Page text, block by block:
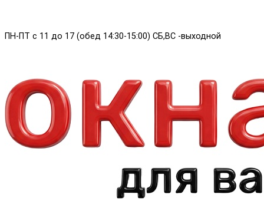
ПН-ПТ с 11 до 17 (обед 14:30-15:00) СБ,ВС -выходной